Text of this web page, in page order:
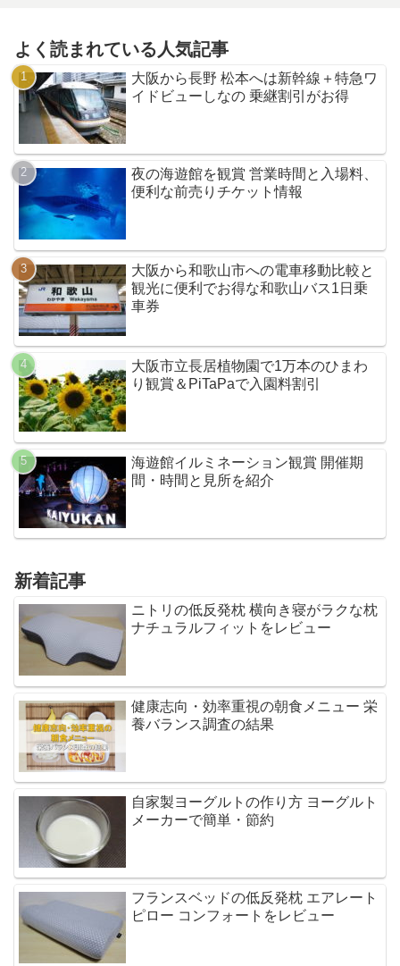
よく読まれている人気記事
大阪から長野 松本へは新幹線＋特急ワ
イドビューしなの 乗継割引がお得
夜の海遊館を観賞 営業時間と入場料、
便利な前売りチケット情報
大阪から和歌山市への電車移動比較と
観光に便利でお得な和歌山バス1日乗
車券
大阪市立長居植物園で1万本のひまわ
り観賞＆PiTaPaで入園料割引
海遊館イルミネーション観賞 開催期
間・時間と見所を紹介
新着記事
ニトリの低反発枕 横向き寝がラクな枕
ナチュラルフィットをレビュー
健康志向・効率重視の朝食メニュー 栄
養バランス調査の結果
自家製ヨーグルトの作り方 ヨーグルト
メーカーで簡単・節約
フランスベッドの低反発枕 エアレート
ピロー コンフォートをレビュー